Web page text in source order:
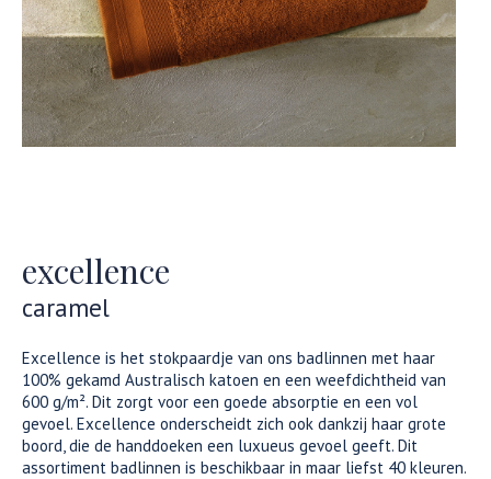
excellence
caramel
Excellence is het stokpaardje van ons badlinnen met haar
100% gekamd Australisch katoen en een weefdichtheid van
600 g/m². Dit zorgt voor een goede absorptie en een vol
gevoel. Excellence onderscheidt zich ook dankzij haar grote
boord, die de handdoeken een luxueus gevoel geeft. Dit
assortiment badlinnen is beschikbaar in maar liefst 40 kleuren.